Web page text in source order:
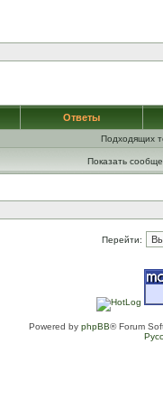
Ответы
Подходящих
Показать
Перейти:
Powered by phpBB® Forum